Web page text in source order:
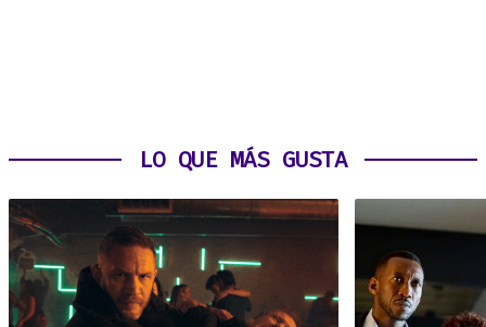
LO QUE MÁS GUSTA